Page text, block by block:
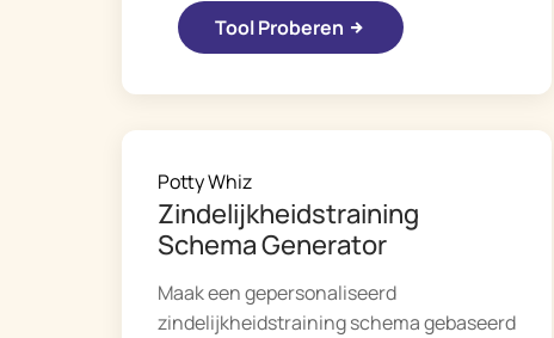
Tool Proberen
Potty Whiz
Zindelijkheidstraining
Schema Generator
Maak een gepersonaliseerd
zindelijkheidstraining schema gebaseerd